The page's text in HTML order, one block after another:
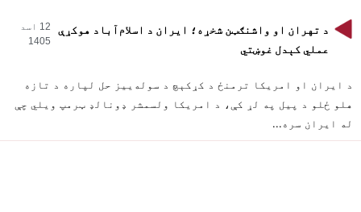
د تهران او واشنګټن شخړه؛ ایران د اسلام‌آباد هوکړې
عملي کېدل غوښتي
12 اسد
1405
د ایران او امریکا ترمنځ د کړکېچ د سوله‌ییز حل لپاره د تازه
هلو ځلو د پیل په لړ کې، د امریکا ولسمشر ډونالډ ټرمپ ویلي چې
له ایران سره...